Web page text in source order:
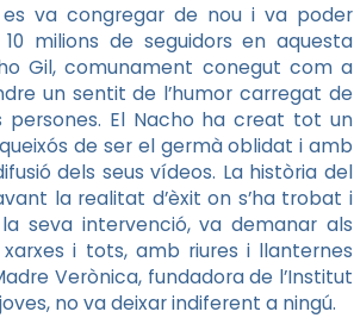
es va congregar de nou i va poder
milions de seguidors en aquesta
Gil, comunament conegut com a
un sentit de l’humor carregat de
persones. El Nacho ha creat tot un
de ser el germà oblidat i amb
dels seus vídeos. La història del
la realitat d’èxit on s’ha trobat i
seva intervenció, va demanar als
i tots, amb riures i llanternes
Verònica, fundadora de l’Institut
no va deixar indiferent a ningú.